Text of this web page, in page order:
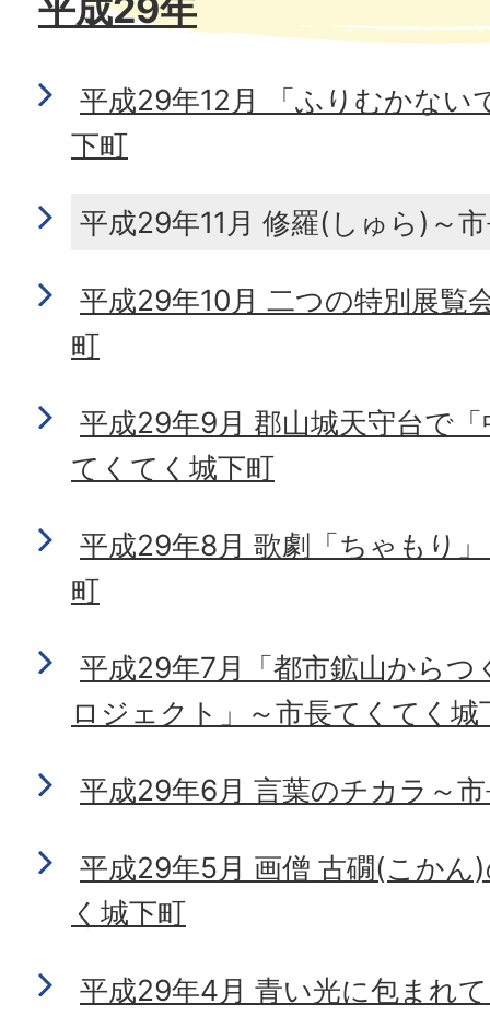
平成29年
平成29年12月 「ふりむかない
下町
平成29年11月 修羅(しゅら)～
平成29年10月 二つの特別展覧
町
平成29年9月 郡山城天守台で
てくてく城下町
平成29年8月 歌劇「ちゃもり
町
平成29年7月「都市鉱山から
ロジェクト」～市長てくてく城
平成29年6月 言葉のチカラ～
平成29年5月 画僧 古礀(こかん
く城下町
平成29年4月 青い光に包まれ